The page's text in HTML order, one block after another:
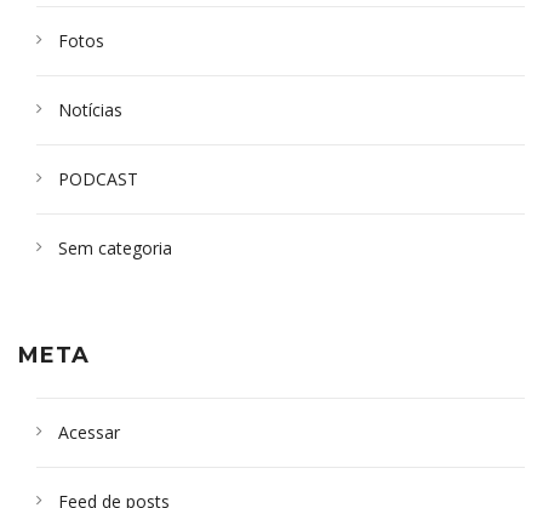
Fotos
Notícias
PODCAST
Sem categoria
META
Acessar
Feed de posts